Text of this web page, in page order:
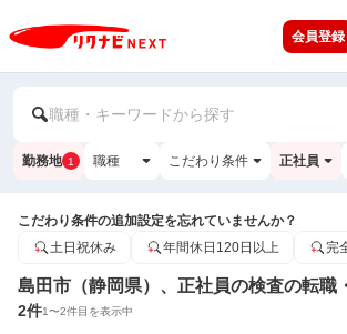
会員登録
職種・キーワードから探す
勤務地 1 職種 こだわり条件 正社員
こだわり条件の追加設定を忘れていませんか？
土日祝休み
年間休日120日以上 完
島田市（静岡県）、正社員の検査の転職
2件1〜2件目を表示中